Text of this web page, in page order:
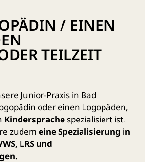
/ EINEN
TEILZEIT
Junior-Praxis in Bad
oder einen Logopäden,
Kindersprache spezialisiert ist.
zudem eine Spezialisierung in
LRS und